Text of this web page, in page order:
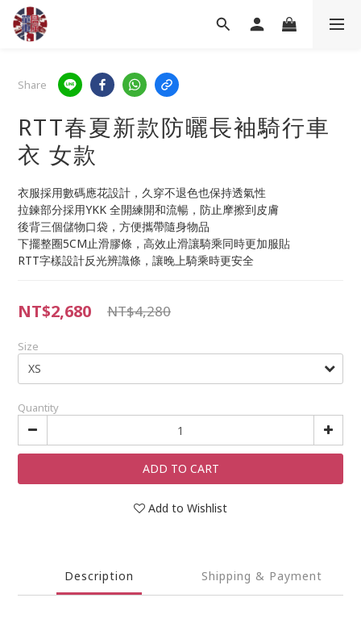
Share
RTT春夏新款防曬長袖騎行車
衣 女款
衣服採用數碼應花設計，久穿不退色也保持透氣性
拉鍊部分採用YKK 全開練開和流暢，防止摩擦到皮膚
後背三個儲物口袋，方便攜帶隨身物品
下擺整圈5CM止滑膠條，高效止滑讓騎乘同時更加服貼
RTT字樣設計反光辨識條，讓晚上騎乘時更安全
NT$2,680 NT$4,280
Size
Quantity
ADD TO CART
Add to Wishlist
Description Shipping & Payment